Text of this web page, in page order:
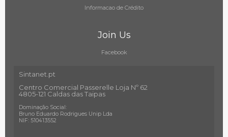
Informacao de Crédito
Join Us
Facebook
Sintanet.pt
Centro Comercial Passerelle Loja Nº 62
4805-121 Caldas das Taipas
Dominação Social:
Bruno Eduardo Rodrigues Unip Lda
NIF: 510413552